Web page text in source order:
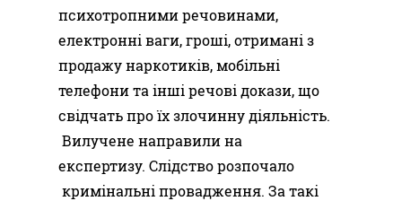
психотропними речовинами,
електронні ваги, гроші, отримані з
продажу наркотиків, мобільні
телефони та інші речові докази, що
свідчать про їх злочинну діяльність.
Вилучене направили на
експертизу. Слідство розпочало
кримінальні провадження. За такі